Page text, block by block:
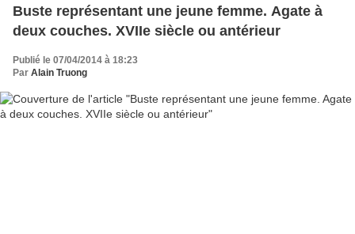
Buste représentant une jeune femme. Agate à
deux couches. XVIIe siècle ou antérieur
Publié le 07/04/2014 à 18:23
Par Alain Truong